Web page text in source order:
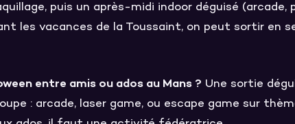
puis un après-midi indoor déguisé (arcade,
les vacances de la Toussaint, on peut sortir en
entre amis ou ados au Mans ? Une sortie
: arcade, laser game, ou escape game sur